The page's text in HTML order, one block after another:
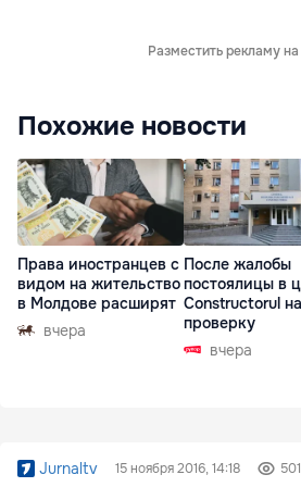
Разместить рекламу
Похожие новости
Права иностранцев с
видом на жительство
в Молдове расширят
вчера
После жалобы
постоялицы в
Constructorul
проверку
вчера
Jurnaltv 15 ноября 2016, 14:18 501